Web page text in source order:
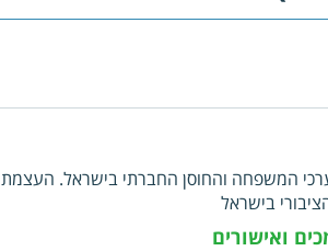
ערכי המשפחה והחוסן החברתי בישראל. העצמת
בישראל
ואישורים